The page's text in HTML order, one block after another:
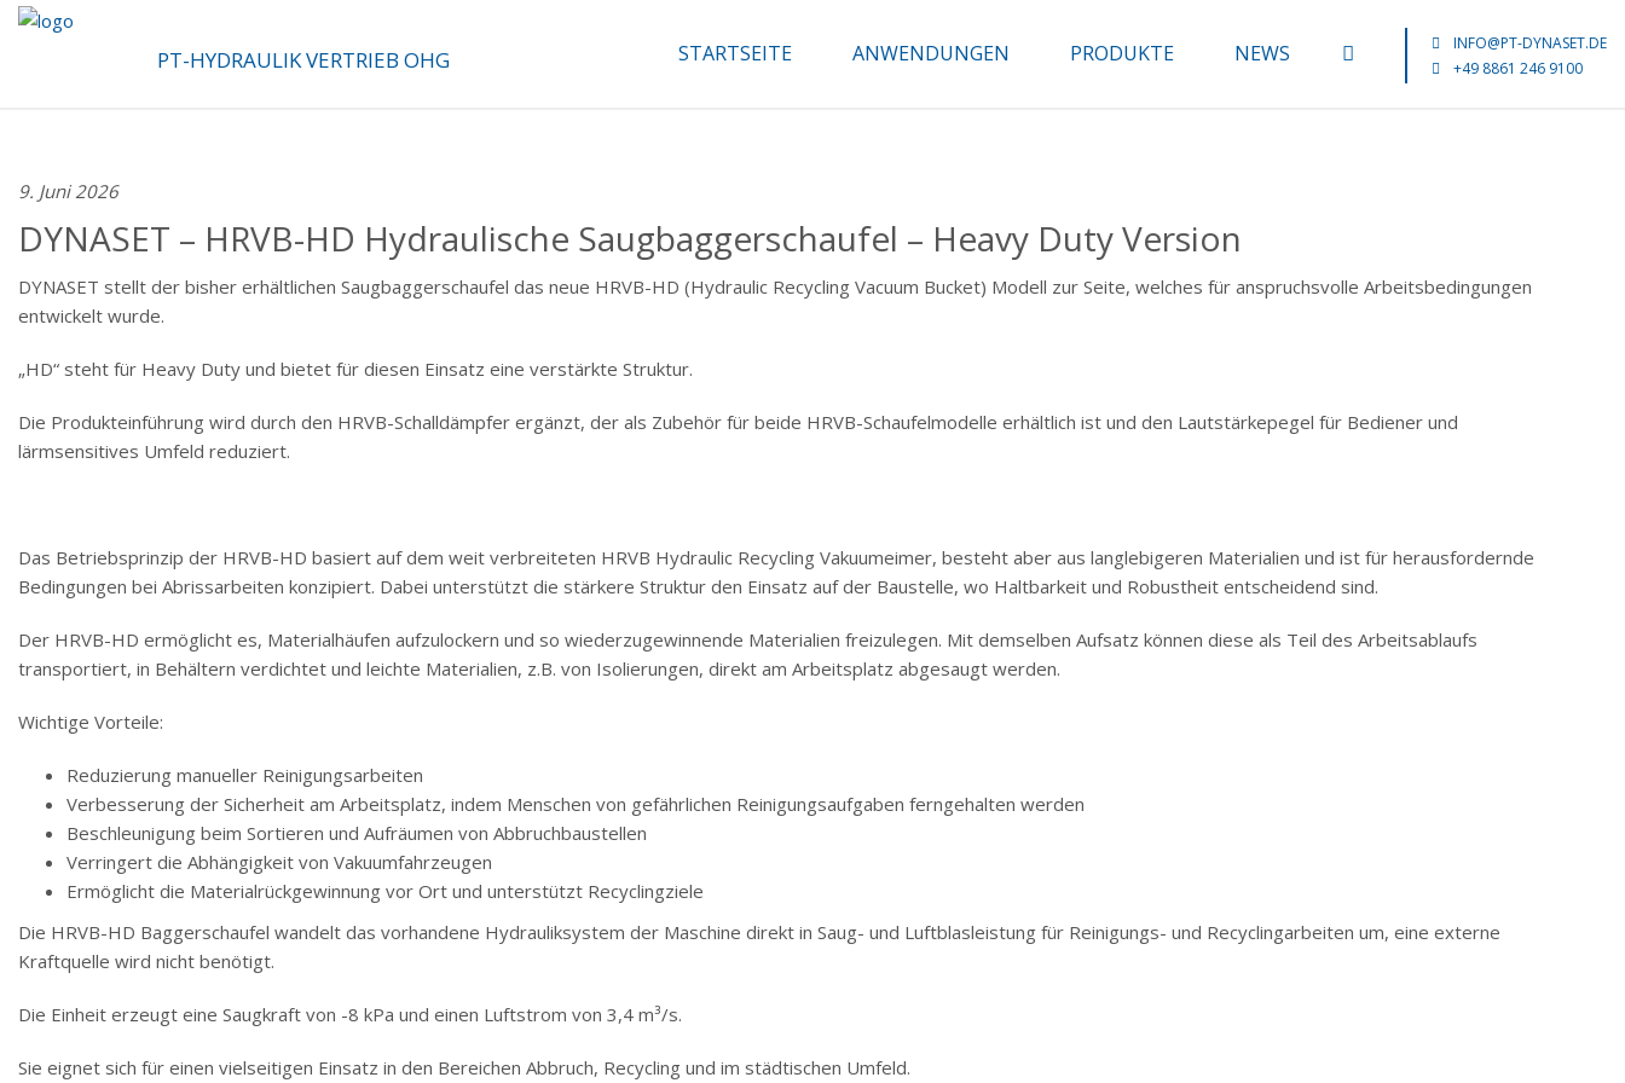
PT-HYDRAULIK VERTRIEB OHG STARTSEITE ANWENDUNGEN PRODUKTE NEWS
INFO@PT-DYNASET.DE
+49 8861 246 9100
9. Juni 2026
DYNASET – HRVB-HD Hydraulische Saugbaggerschaufel – Heavy Duty Version
DYNASET stellt der bisher erhältlichen Saugbaggerschaufel das neue HRVB-HD (Hydraulic Recycling Vacuum Bucket) Modell zur Seite, welches für anspruchsvolle Arbeitsbedingungen
entwickelt wurde.
„HD“ steht für Heavy Duty und bietet für diesen Einsatz eine verstärkte Struktur.
Die Produkteinführung wird durch den HRVB-Schalldämpfer ergänzt, der als Zubehör für beide HRVB-Schaufelmodelle erhältlich ist und den Lautstärkepegel für Bediener und
lärmsensitives Umfeld reduziert.
Das Betriebsprinzip der HRVB-HD basiert auf dem weit verbreiteten HRVB Hydraulic Recycling Vakuumeimer, besteht aber aus langlebigeren Materialien und ist für herausfordernde
Bedingungen bei Abrissarbeiten konzipiert. Dabei unterstützt die stärkere Struktur den Einsatz auf der Baustelle, wo Haltbarkeit und Robustheit entscheidend sind.
Der HRVB-HD ermöglicht es, Materialhäufen aufzulockern und so wiederzugewinnende Materialien freizulegen. Mit demselben Aufsatz können diese als Teil des Arbeitsablaufs
transportiert, in Behältern verdichtet und leichte Materialien, z.B. von Isolierungen, direkt am Arbeitsplatz abgesaugt werden.
Wichtige Vorteile:
Reduzierung manueller Reinigungsarbeiten
Verbesserung der Sicherheit am Arbeitsplatz, indem Menschen von gefährlichen Reinigungsaufgaben ferngehalten werden
Beschleunigung beim Sortieren und Aufräumen von Abbruchbaustellen
Verringert die Abhängigkeit von Vakuumfahrzeugen
Ermöglicht die Materialrückgewinnung vor Ort und unterstützt Recyclingziele
Die HRVB-HD Baggerschaufel wandelt das vorhandene Hydrauliksystem der Maschine direkt in Saug- und Luftblasleistung für Reinigungs- und Recyclingarbeiten um, eine externe
Kraftquelle wird nicht benötigt.
Die Einheit erzeugt eine Saugkraft von -8 kPa und einen Luftstrom von 3,4 m³/s.
Sie eignet sich für einen vielseitigen Einsatz in den Bereichen Abbruch, Recycling und im städtischen Umfeld.